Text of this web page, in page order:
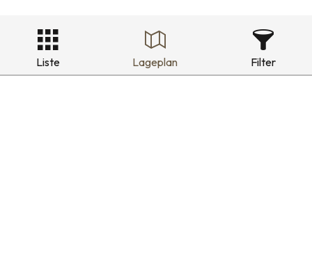
Liste Lageplan Filter